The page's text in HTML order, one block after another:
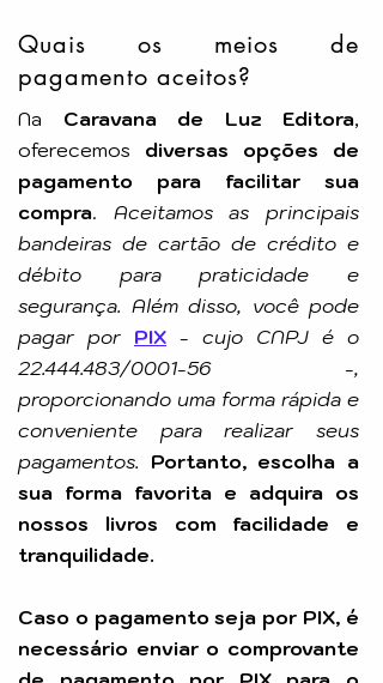
Quais os meios de
pagamento aceitos?
Na Caravana de Luz Editora,
oferecemos diversas opções de
pagamento para facilitar sua
compra. Aceitamos as principais
bandeiras de cartão de crédito e
débito para praticidade e
segurança. Além disso, você pode
pagar por PIX - cujo CNPJ é o
22.444.483/0001-56 -,
proporcionando uma forma rápida e
conveniente para realizar seus
pagamentos. Portanto, escolha a
sua forma favorita e adquira os
nossos livros com facilidade e
tranquilidade.
Caso o pagamento seja por PIX, é
necessário enviar o comprovante